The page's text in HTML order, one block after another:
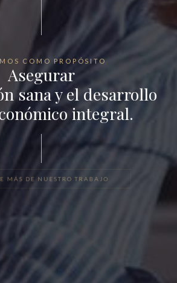
Asegurar
sana y el desarrollo
integral.
COMO PROPÓSITO
MÁS DE NUESTRO TRABAJO